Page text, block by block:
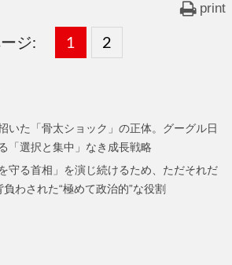
print
ジ:
固
ー
ジ
1 ,
固
ー
ジ
2
いた「骨太ショック」の正体。グーグル日
「選択と集中」なき成長戦略
守る首相」を演じ続けるため、ただそれだ
わされた“極めて政治的”な役割